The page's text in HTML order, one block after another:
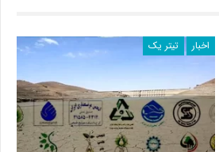
اخبار تیتر یک